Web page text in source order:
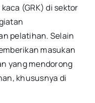
(GRK) di sektor
pelatihan. Selain
masukan
yang mendorong
khususnya di